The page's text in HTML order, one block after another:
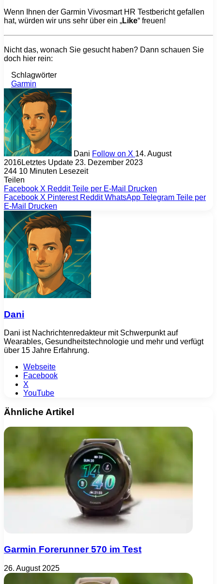
Wenn Ihnen der Garmin Vivosmart HR Testbericht gefallen
hat, würden wir uns sehr über ein „Like“ freuen!
Nicht das, wonach Sie gesucht haben? Dann schauen Sie
doch hier rein:
Schlagwörter
Garmin
Dani Follow on X 14. August
2016Letztes Update 23. Dezember 2023
244 10 Minuten Lesezeit
Teilen
Facebook X Reddit Teile per E-Mail
Drucken
Facebook X Pinterest Reddit WhatsApp Telegram Teile per
E-Mail
Drucken
Dani
Dani ist Nachrichtenredakteur mit Schwerpunkt auf
Wearables, Gesundheitstechnologie und mehr und verfügt
über 15 Jahre Erfahrung.
Webseite
Facebook
X
YouTube
Ähnliche Artikel
Garmin Forerunner 570 im Test
26. August 2025